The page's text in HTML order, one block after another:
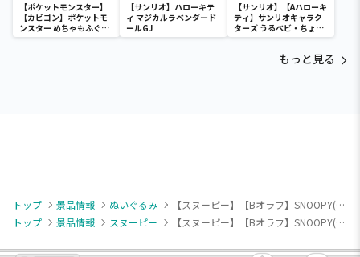
【ポケットモンスター】
【カビゴン】ポケットモ
ンスター めちゃもふぐっ
と ほっこりいやされぬい
【サンリオ】ハローキテ
ィ マジカルラベンダード
ールGJ
【サンリオ】【Aハローキ
ティ】サンリオキャラク
ターズ うるベビ・ちょい
デカドール
もっと見る
トップ 景品情報 ぬいぐるみ
【スヌーピー】【Bオラフ】SNOOPY(TM) ぬいぐるみ なかよく手つなぎ（EX）
トップ
景品情報 スヌーピー 【スヌーピー】【Bオラフ】SNOOPY(TM) ぬいぐるみ なかよく手つなぎ（EX）